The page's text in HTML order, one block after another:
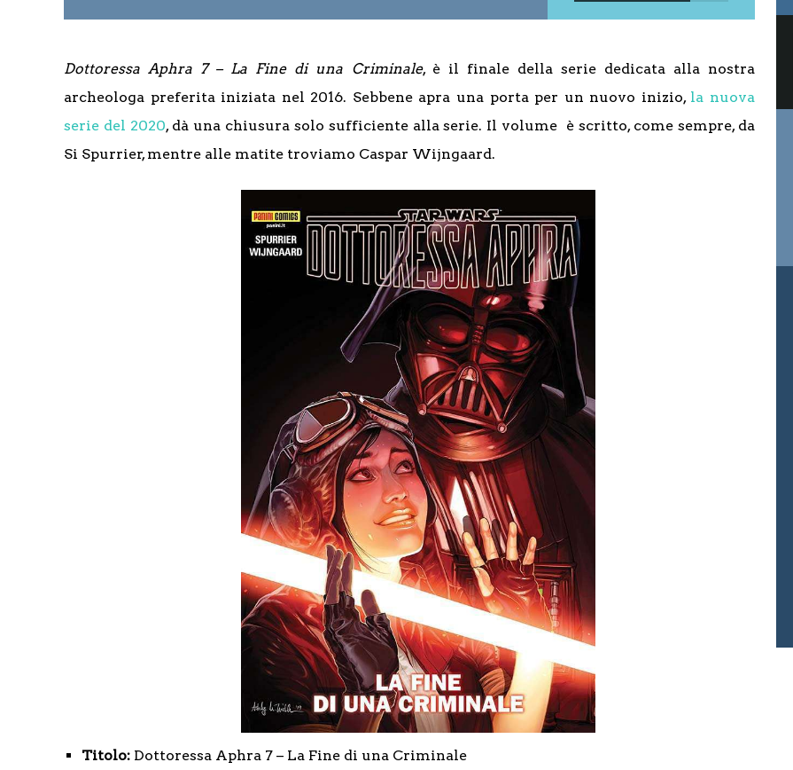
Dottoressa Aphra 7 – La Fine di una Criminale, è il finale della serie dedicata alla nostra
archeologa preferita iniziata nel 2016. Sebbene apra una porta per un nuovo inizio, la nuova
serie del 2020, dà una chiusura solo sufficiente alla serie. Il volume è scritto, come sempre, da
Si Spurrier, mentre alle matite troviamo Caspar Wijngaard.
Titolo: Dottoressa Aphra 7 – La Fine di una Criminale